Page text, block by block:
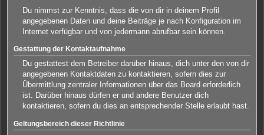
Du nimmst zur Kenntnis, dass die von dir in deinem Profil
angegebenen Daten und deine Beiträge je nach Konfiguration im
Internet verfügbar und von jedermann abrufbar sein können.
Gestattung der Kontaktaufnahme
Du gestattest dem Betreiber darüber hinaus, dich unter den von dir
angegebenen Kontaktdaten zu kontaktieren, sofern dies zur
Übermittlung zentraler Informationen über das Board erforderlich
ist. Darüber hinaus dürfen er und andere Benutzer dich
kontaktieren, sofern du dies an entsprechender Stelle erlaubt hast.
Geltungsbereich dieser Richtlinie